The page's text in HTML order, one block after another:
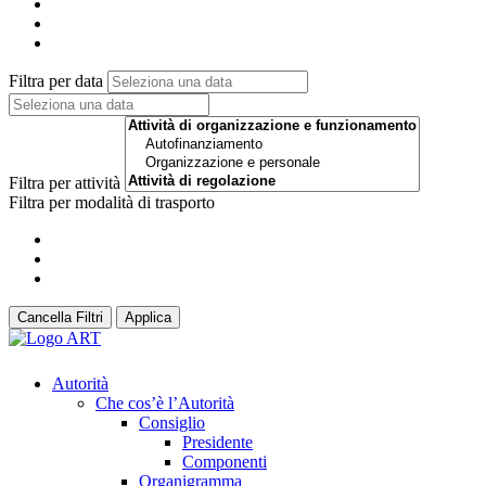
Filtra per data
Filtra per attività
Filtra per modalità di trasporto
Cancella Filtri Applica
Autorità
Che cos’è l’Autorità
Consiglio
Presidente
Componenti
Organigramma